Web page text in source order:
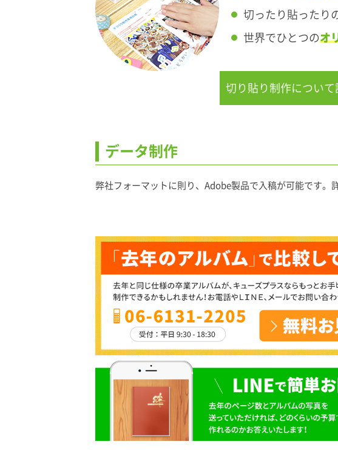
切ったり貼ったり
世界でひとつのオ
切り貼り制作について
データ制作
弊社フォーマットに則り、Adobe製品で入稿が可能です。